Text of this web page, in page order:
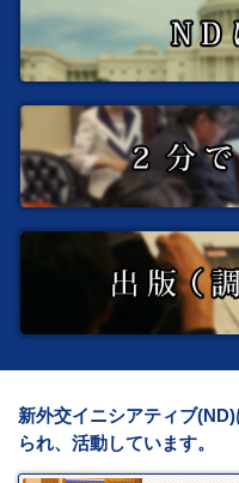
新外交イニシアティブ
られ、活動しています。